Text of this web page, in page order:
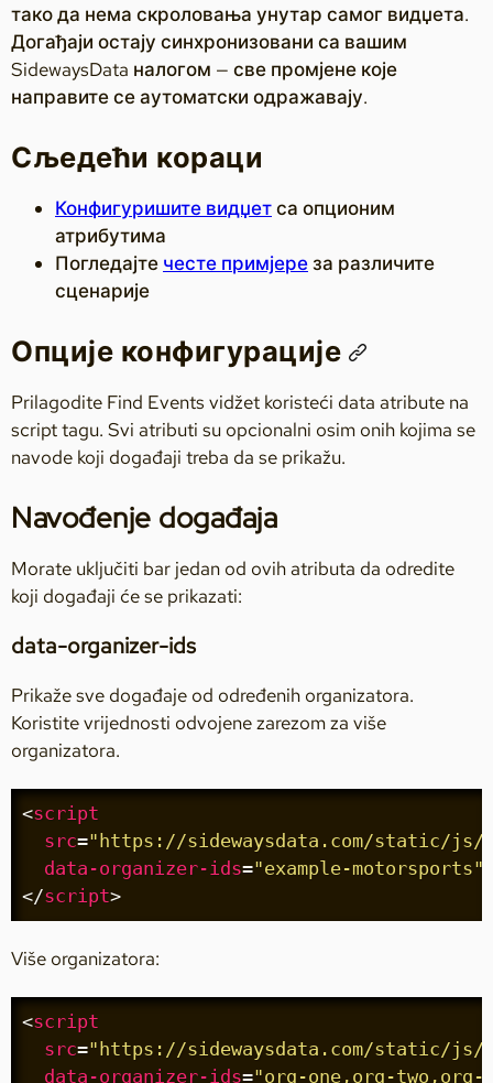
тако да нема скроловања унутар самог видџета.
Догађаји остају синхронизовани са вашим
SidewaysData налогом — све промјене које
направите се аутоматски одражавају.
Сљедећи кораци
Конфигуришите видџетса опционим
атрибутима
Погледајте честе примјереза различите
сценарије
Опције конфигурације
Prilagodite Find Events vidžet koristeći data atribute na
script tagu. Svi atributi su opcionalni osim onih kojima se
navode koji događaji treba da se prikažu.
Navođenje događaja
Morate uključiti bar jedan od ovih atributa da odredite
koji događaji će se prikazati:
data-organizer-ids
Prikaže sve događaje od određenih organizatora.
Koristite vrijednosti odvojene zarezom za više
organizatora.
<script
src="https://sidewaysdata.com/static/js/
data-organizer-ids="example-motorsports"
</script>
Više organizatora:
<script
src="https://sidewaysdata.com/static/js/
data-organizer-ids="org-one,org-two,org-